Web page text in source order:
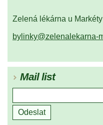
Zelená lékárna u Markéty
bylinky@zelenalekarna-
Mail list